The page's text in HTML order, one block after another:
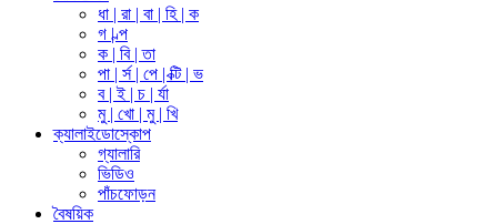
ধা | রা | বা | হি | ক
গ | ল্প
ক | বি | তা
পা | র্স | পে | ক্টি | ভ
ব | ই | চ | র্যা
মু | খো | মু | খি
ক্যালাইডোস্কোপ
গ্যালারি
ভিডিও
পাঁচফোড়ন
বৈষয়িক